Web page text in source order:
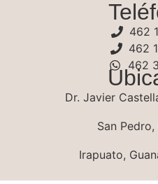
462
462
462
Dr. Javier
San
Irapuato,